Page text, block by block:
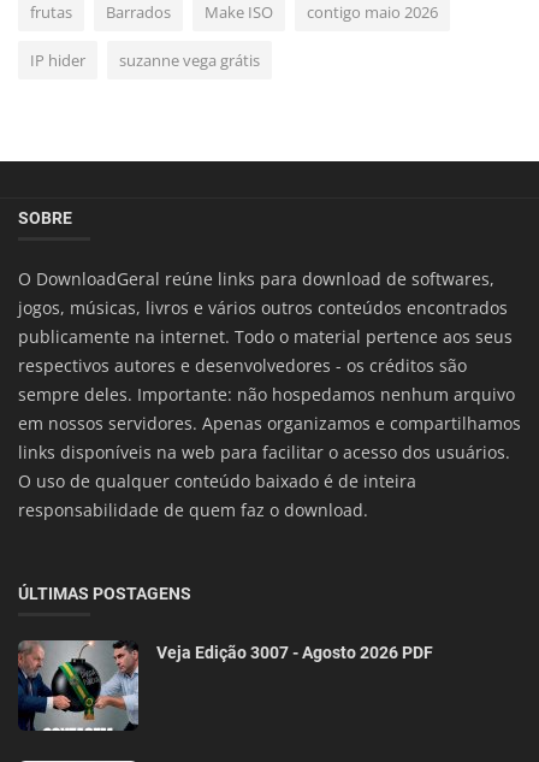
frutas Barrados Make ISO contigo maio 2026
IP hider suzanne vega grátis
SOBRE
O DownloadGeral reúne links para download de softwares,
jogos, músicas, livros e vários outros conteúdos encontrados
publicamente na internet. Todo o material pertence aos seus
respectivos autores e desenvolvedores - os créditos são
sempre deles. Importante: não hospedamos nenhum arquivo
em nossos servidores. Apenas organizamos e compartilhamos
links disponíveis na web para facilitar o acesso dos usuários.
O uso de qualquer conteúdo baixado é de inteira
responsabilidade de quem faz o download.
ÚLTIMAS POSTAGENS
Veja Edição 3007 - Agosto 2026 PDF